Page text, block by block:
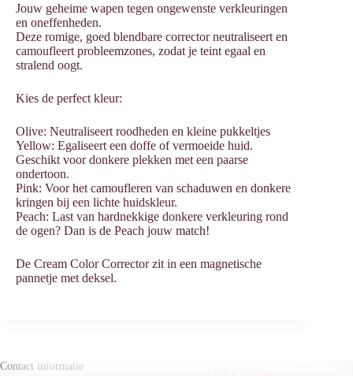
Jouw geheime wapen tegen ongewenste verkleuringen
en oneffenheden.
Deze romige, goed blendbare corrector neutraliseert en
camoufleert probleemzones, zodat je teint egaal en
stralend oogt.
Kies de perfect kleur:
Olive: Neutraliseert roodheden en kleine pukkeltjes
Yellow: Egaliseert een doffe of vermoeide huid.
Geschikt voor donkere plekken met een paarse
ondertoon.
Pink: Voor het camoufleren van schaduwen en donkere
kringen bij een lichte huidskleur.
Peach: Last van hardnekkige donkere verkleuring rond
de ogen? Dan is de Peach jouw match!
De Cream Color Corrector zit in een magnetische
pannetje met deksel.
Contact informatie